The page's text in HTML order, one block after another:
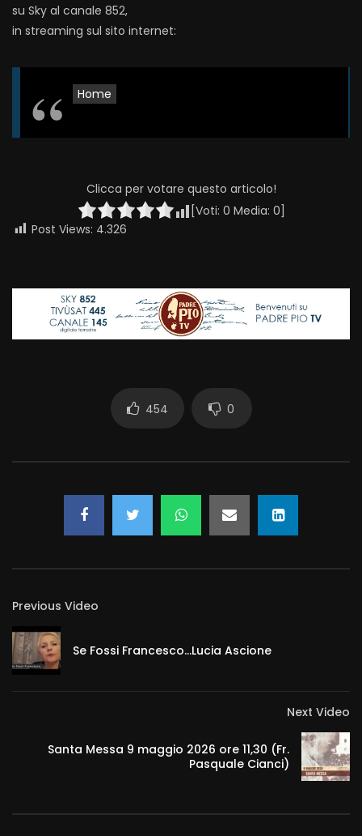
su Sky al canale 852,
in streaming sul sito internet:
Home
Clicca per votare questo articolo!
[Voti: 0 Media: 0]
Post Views: 4.326
454 0
Previous Video
Se Fossi Francesco…Lucia Ascione
Next Video
Santa Messa 9 maggio 2026 ore 11,30 (Fr.
Pasquale Cianci)